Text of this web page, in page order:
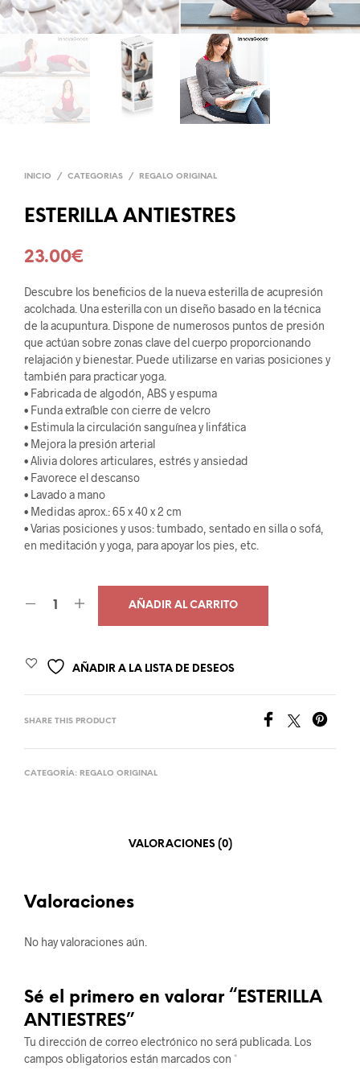
INICIO / CATEGORIAS / REGALO ORIGINAL
ESTERILLA ANTIESTRES
23.00€
Descubre los beneficios de la nueva esterilla de acupresión
acolchada. Una esterilla con un diseño basado en la técnica
de la acupuntura. Dispone de numerosos puntos de presión
que actúan sobre zonas clave del cuerpo proporcionando
relajación y bienestar. Puede utilizarse en varias posiciones y
también para practicar yoga.
• Fabricada de algodón, ABS y espuma
• Funda extraíble con cierre de velcro
• Estimula la circulación sanguínea y linfática
• Mejora la presión arterial
• Alivia dolores articulares, estrés y ansiedad
• Favorece el descanso
• Lavado a mano
• Medidas aprox.: 65 x 40 x 2 cm
• Varias posiciones y usos: tumbado, sentado en silla o sofá,
en meditación y yoga, para apoyar los pies, etc.
AÑADIR AL CARRITO
AÑADIR A LA LISTA DE DESEOS
SHARE THIS PRODUCT
CATEGORÍA: REGALO ORIGINAL
VALORACIONES (0)
Valoraciones
No hay valoraciones aún.
Sé el primero en valorar “ESTERILLA
ANTIESTRES”
Tu dirección de correo electrónico no será publicada. Los
campos obligatorios están marcados con *